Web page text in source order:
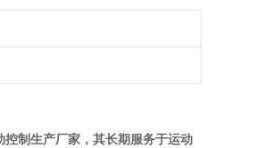
制生产厂家，其长期服务于运动